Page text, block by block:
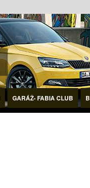
GARÁŽ- FABIA CLUB